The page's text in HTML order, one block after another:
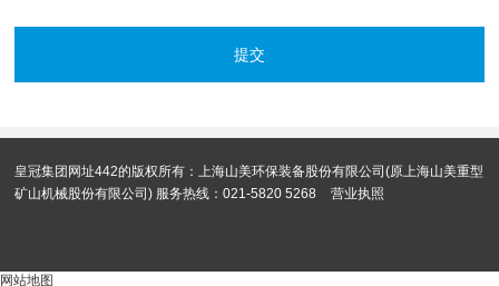
皇冠集团网址442的版权所有：上海山美环保装备股份有限公司(原上海山美重型
矿山机械股份有限公司) 服务热线：021-5820 5268
营业执照
网站地图